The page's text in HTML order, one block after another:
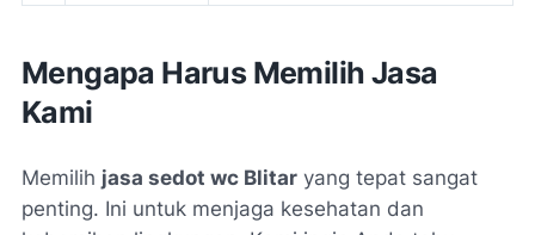
Mengapa Harus Memilih Jasa
Kami
Memilih jasa sedot wc Blitar yang tepat sangat
penting. Ini untuk menjaga kesehatan dan